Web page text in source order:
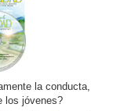
la conducta,
los jóvenes?